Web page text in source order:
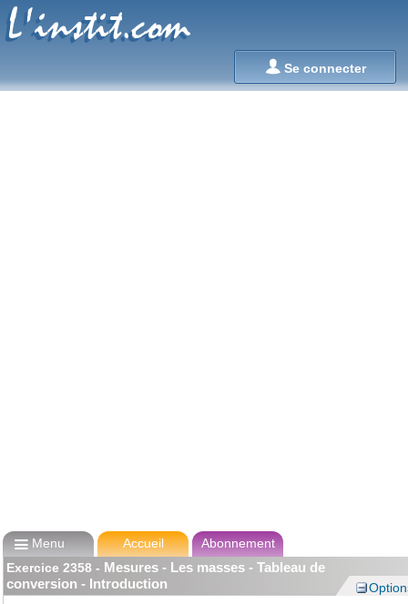
Se connecter
L'instit.com
L'instit.com
Menu Accueil
Abonnement
Exercice 2358 - Mesures - Les masses - Tableau de
conversion - Introduction